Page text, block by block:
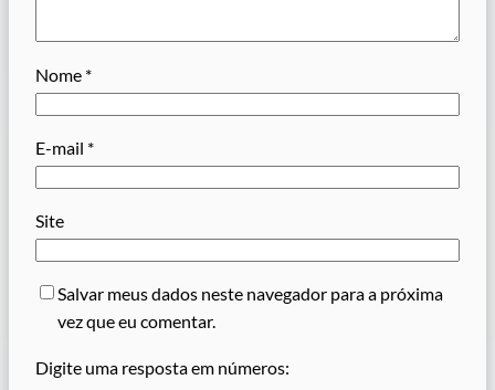
Nome *
E-mail *
Site
Salvar meus dados neste navegador para a próxima
vez que eu comentar.
Digite uma resposta em números: